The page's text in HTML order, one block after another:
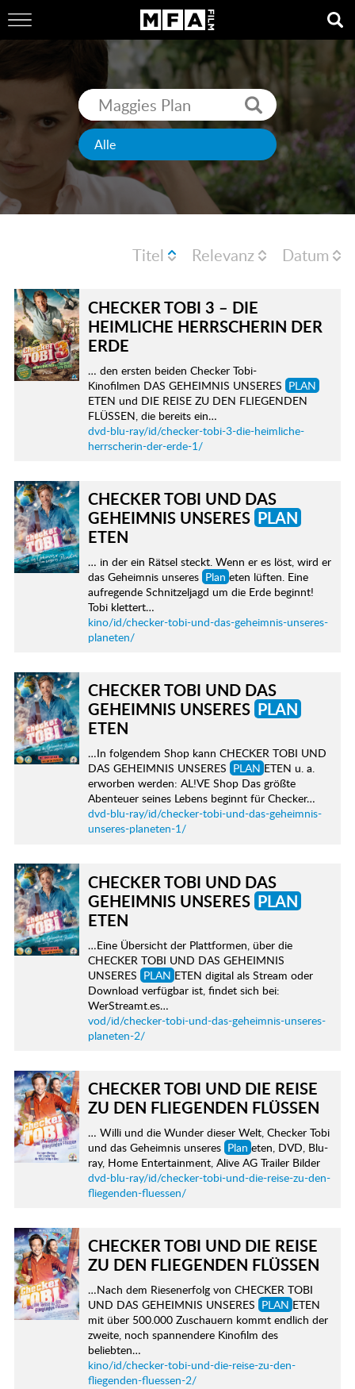
Titel Relevanz Datum
CHECKER TOBI 3 – DIE
HEIMLICHE HERRSCHERIN DER
ERDE
… den ersten beiden Checker Tobi-
Kinofilmen DAS GEHEIMNIS UNSERES PLAN
ETEN und DIE REISE ZU DEN FLIEGENDEN
FLÜSSEN, die bereits ein…
dvd-blu-ray/id/checker-tobi-3-die-heimliche-
herrscherin-der-erde-1/
CHECKER TOBI UND DAS
GEHEIMNIS UNSERES PLAN
ETEN
… in der ein Rätsel steckt. Wenn er es löst, wird er
das Geheimnis unseres Plan eten lüften. Eine
aufregende Schnitzeljagd um die Erde beginnt!
Tobi klettert…
kino/id/checker-tobi-und-das-geheimnis-unseres-
planeten/
CHECKER TOBI UND DAS
GEHEIMNIS UNSERES PLAN
ETEN
…In folgendem Shop kann CHECKER TOBI UND
DAS GEHEIMNIS UNSERES PLAN ETEN u. a.
erworben werden: AL!VE Shop Das größte
Abenteuer seines Lebens beginnt für Checker…
dvd-blu-ray/id/checker-tobi-und-das-geheimnis-
unseres-planeten-1/
CHECKER TOBI UND DAS
GEHEIMNIS UNSERES PLAN
ETEN
…Eine Übersicht der Plattformen, über die
CHECKER TOBI UND DAS GEHEIMNIS
UNSERES PLAN ETEN digital als Stream oder
Download verfügbar ist, findet sich bei:
WerStreamt.es…
vod/id/checker-tobi-und-das-geheimnis-unseres-
planeten-2/
CHECKER TOBI UND DIE REISE
ZU DEN FLIEGENDEN FLÜSSEN
… Willi und die Wunder dieser Welt, Checker Tobi
und das Geheimnis unseres Plan eten, DVD, Blu-
ray, Home Entertainment, Alive AG Trailer Bilder
dvd-blu-ray/id/checker-tobi-und-die-reise-zu-den-
fliegenden-fluessen/
CHECKER TOBI UND DIE REISE
ZU DEN FLIEGENDEN FLÜSSEN
…Nach dem Riesenerfolg von CHECKER TOBI
UND DAS GEHEIMNIS UNSERES PLAN ETEN
mit über 500.000 Zuschauern kommt endlich der
zweite, noch spannendere Kinofilm des
beliebten…
kino/id/checker-tobi-und-die-reise-zu-den-
fliegenden-fluessen-2/